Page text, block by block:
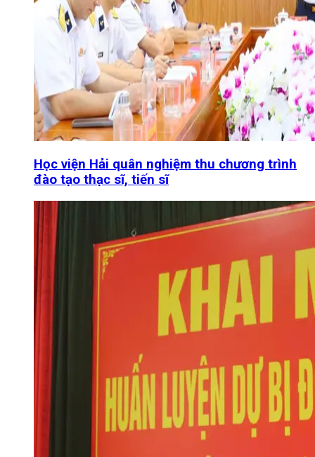
Học viện Hải quân nghiệm thu chương trình
đào tạo thạc sĩ, tiến sĩ